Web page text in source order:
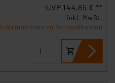
UVP 144,85 € **
inkl. MwSt.
Informationen zu Versandkosten